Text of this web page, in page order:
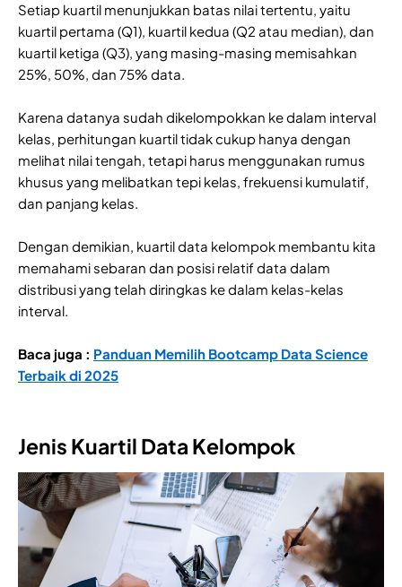
Setiap kuartil menunjukkan batas nilai tertentu, yaitu
kuartil pertama (Q1), kuartil kedua (Q2 atau median), dan
kuartil ketiga (Q3), yang masing-masing memisahkan
25%, 50%, dan 75% data.
Karena datanya sudah dikelompokkan ke dalam interval
kelas, perhitungan kuartil tidak cukup hanya dengan
melihat nilai tengah, tetapi harus menggunakan rumus
khusus yang melibatkan tepi kelas, frekuensi kumulatif,
dan panjang kelas.
Dengan demikian, kuartil data kelompok membantu kita
memahami sebaran dan posisi relatif data dalam
distribusi yang telah diringkas ke dalam kelas-kelas
interval.
Baca juga : Panduan Memilih Bootcamp Data Science
Terbaik di 2025
Jenis Kuartil Data Kelompok